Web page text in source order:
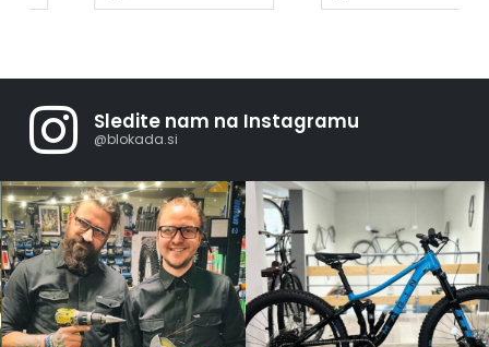
Sledite nam na Instagramu
@blokada.si